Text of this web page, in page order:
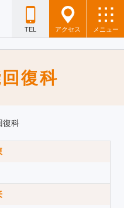
TEL アクセス メニュー
復科
復科